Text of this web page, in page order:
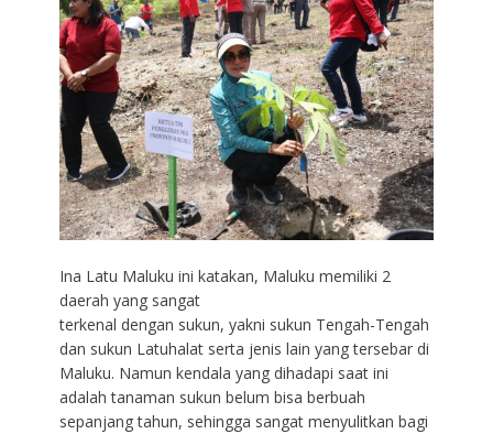
Ina Latu Maluku ini katakan, Maluku memiliki 2
daerah yang sangat
terkenal dengan sukun, yakni sukun Tengah-Tengah
dan sukun Latuhalat serta jenis lain yang tersebar di
Maluku. Namun kendala yang dihadapi saat ini
adalah tanaman sukun belum bisa berbuah
sepanjang tahun, sehingga sangat menyulitkan bagi